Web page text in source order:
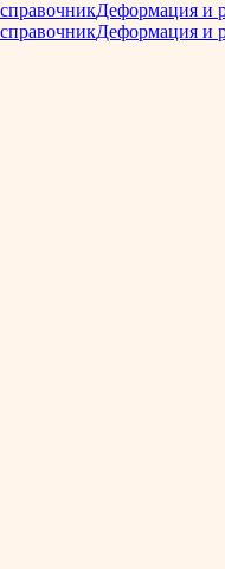
Деформация и
Деформация и